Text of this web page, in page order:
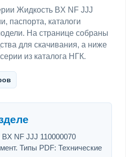
Жидкость BX NF JJJ
паспорта, каталоги
На странице собраны
для скачивания, а ниже
из каталога НГК.
NF JJJ 110000070
Типы PDF: Технические